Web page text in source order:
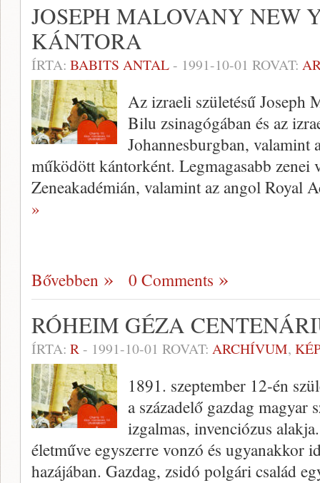
JOSEPH MALOVANY NEW
KÁNTORA
ÍRTA: BABITS ANTAL- 1991-10-01 ROVAT:
Az izraeli születésű Joseph
Bilu zsinagógában és az
Johannesburgban, valamint
működött kántorként. Legmagasabb zenei
Zeneakadémián, valamint az angol Royal
»
Bővebben 0 Comments
RÓHEIM GÉZA
ÍRTA: R- 1991-10-01 ROVAT: ARCHÍVUM,
1891. szeptember 12-én
a századelő gazdag magyar
izgalmas, invenciózus
életműve egyszerre vonzó és ugyanakkor
hazájában. Gazdag, zsidó polgári család